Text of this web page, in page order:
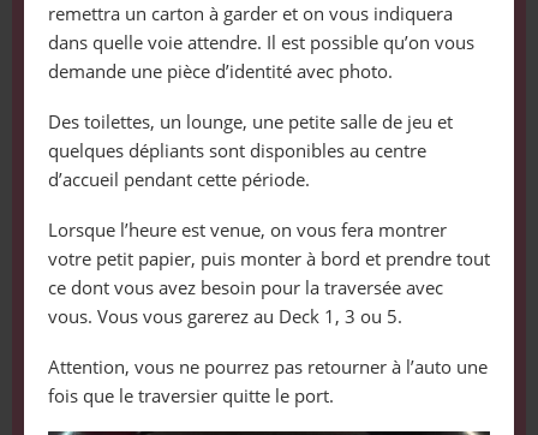
remettra un carton à garder et on vous indiquera
dans quelle voie attendre. Il est possible qu’on vous
demande une pièce d’identité avec photo.
Des toilettes, un lounge, une petite salle de jeu et
quelques dépliants sont disponibles au centre
d’accueil pendant cette période.
Lorsque l’heure est venue, on vous fera montrer
votre petit papier, puis monter à bord et prendre tout
ce dont vous avez besoin pour la traversée avec
vous. Vous vous garerez au Deck 1, 3 ou 5.
Attention, vous ne pourrez pas retourner à l’auto une
fois que le traversier quitte le port.